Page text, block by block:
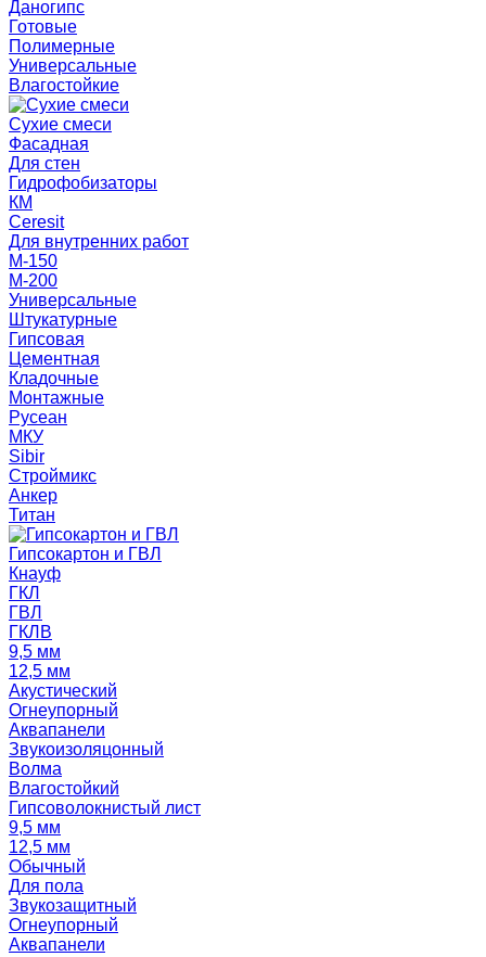
Даногипс
Готовые
Полимерные
Универсальные
Влагостойкие
Сухие смеси
Фасадная
Для стен
Гидрофобизаторы
КМ
Ceresit
Для внутренних работ
М-150
М-200
Универсальные
Штукатурные
Гипсовая
Цементная
Кладочные
Монтажные
Русеан
МКУ
Sibir
Строймикс
Анкер
Титан
Гипсокартон и ГВЛ
Кнауф
ГКЛ
ГВЛ
ГКЛВ
9,5 мм
12,5 мм
Акустический
Огнеупорный
Аквапанели
Звукоизоляцонный
Волма
Влагостойкий
Гипсоволокнистый лист
9,5 мм
12,5 мм
Обычный
Для пола
Звукозащитный
Огнеупорный
Аквапанели